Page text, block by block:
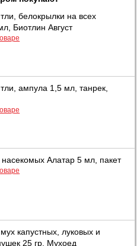
белокрылки на всех
Биотлин Август
ампула 1,5 мл, танрек,
Алатар 5 мл, пакет
капустных, луковых и
25 гр, Мухоед